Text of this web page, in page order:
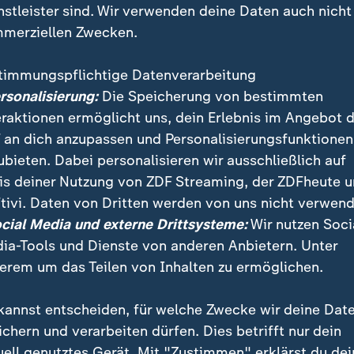
der proeuropäischen Opposition haben nach
in der georgischen Hauptstadt Tiflis
Georgischer Traum protestiert.
sind. Wir verwenden deine Daten auch nicht
Zwecken.
Datenverarbeitung
Die Speicherung von bestimmten
ermöglicht uns, dein Erlebnis im Angebot
an dich anzupassen und Personalisierungsfunktionen
Dabei personalisieren wir ausschließlich auf
deiner Nutzung von ZDF Streaming, der ZDFheute
Daten von Dritten werden von uns nicht
Media und externe Drittsysteme:Wir nutzen
Tools und Dienste von anderen Anbietern. Unter
um das Teilen von Inhalten zu ermöglichen.
entscheiden, für welche Zwecke wir deine
und verarbeiten dürfen. Dies betrifft nur dein